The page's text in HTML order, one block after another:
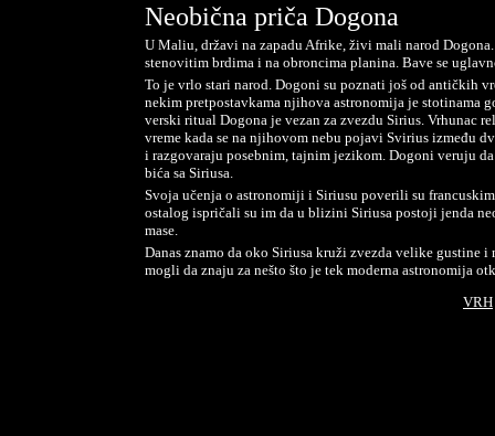
Neobična priča Dogona
U Maliu, državi na zapadu Afrike, živi mali narod
stenovitim brdima i na obroncima planina. Bave se
To je vrlo stari narod. Dogoni su poznati još od antičkih
nekim pretpostavkama njihova astronomija je stotinama
verski ritual Dogona je vezan za zvezdu Sirius. Vrhunac
vreme kada se na njihovom nebu pojavi Svirius između
i razgovaraju posebnim, tajnim jezikom. Dogoni veruju
bića sa Siriusa.
Svoja učenja o astronomiji i Siriusu poverili su
ostalog ispričali su im da u blizini Siriusa postoji jenda
mase.
Danas znamo da oko Siriusa kruži zvezda velike gustine
mogli da znaju za nešto što je tek moderna astronomija
VRH